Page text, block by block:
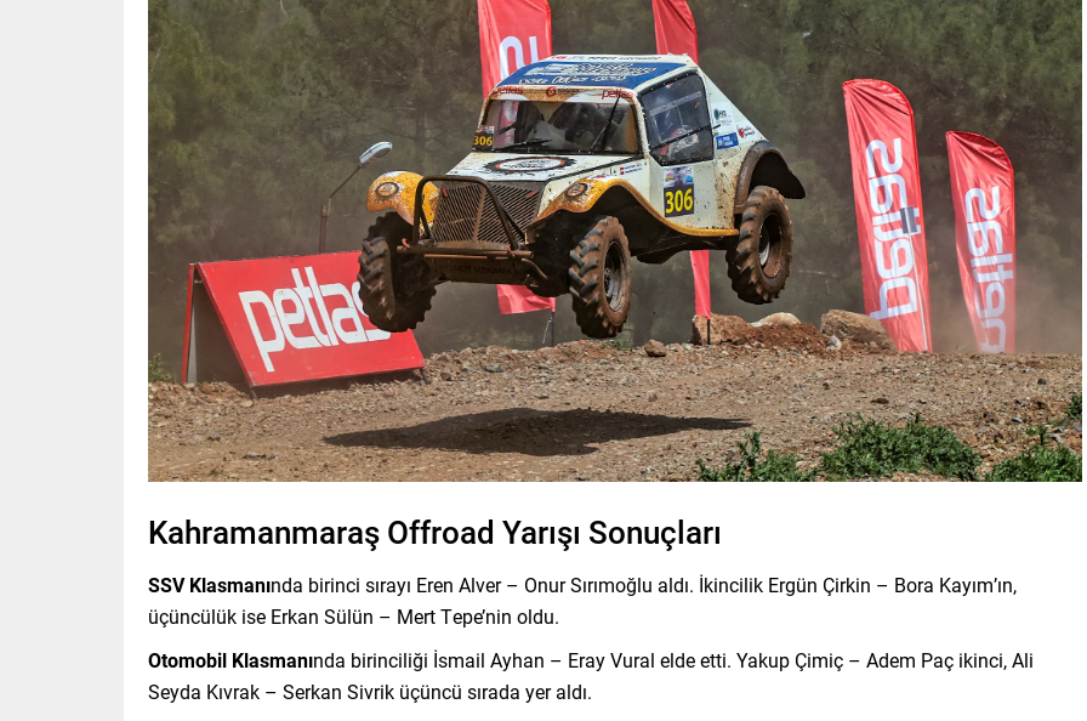
Kahramanmaraş Offroad Yarışı Sonuçları
SSV Klasmanında birinci sırayı Eren Alver – Onur Sırımoğlu aldı. İkincilik Ergün Çirkin – Bora Kayım’ın,
üçüncülük ise Erkan Sülün – Mert Tepe’nin oldu.
Otomobil Klasmanında birinciliği İsmail Ayhan – Eray Vural elde etti. Yakup Çimiç – Adem Paç ikinci, Ali
Seyda Kıvrak – Serkan Sivrik üçüncü sırada yer aldı.